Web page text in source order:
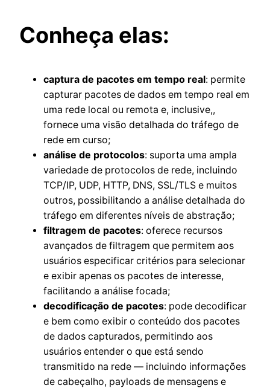
Conheça elas:
captura de pacotes em tempo real: permite
capturar pacotes de dados em tempo real em
uma rede local ou remota e, inclusive,,
fornece uma visão detalhada do tráfego de
rede em curso;
análise de protocolos: suporta uma ampla
variedade de protocolos de rede, incluindo
TCP/IP, UDP, HTTP, DNS, SSL/TLS e muitos
outros, possibilitando a análise detalhada do
tráfego em diferentes níveis de abstração;
filtragem de pacotes: oferece recursos
avançados de filtragem que permitem aos
usuários especificar critérios para selecionar
e exibir apenas os pacotes de interesse,
facilitando a análise focada;
decodificação de pacotes: pode decodificar
e bem como exibir o conteúdo dos pacotes
de dados capturados, permitindo aos
usuários entender o que está sendo
transmitido na rede — incluindo informações
de cabeçalho, payloads de mensagens e